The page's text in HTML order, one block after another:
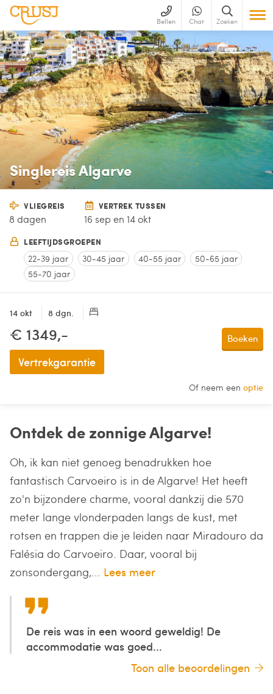
Bellen Chat Zoeken
Singlereis Algarve
VLIEGREIS
8 dagen
VERTREK TUSSEN
16 sep en 14 okt
LEEFTIJDSGROEPEN
22-39 jaar 30-45 jaar 40-55 jaar
50-65 jaar
55-70 jaar
14 okt 8 dgn.
€ 1349,-
Vertrekgarantie
Boeken
Of neem een optie
Ontdek de zonnige Algarve!
Oh, ik kan niet genoeg benadrukken hoe
fantastisch Carvoeiro is in de Algarve! Het heeft
zo'n bijzondere charme, vooral dankzij die 570
meter lange vlonderpaden langs de kust, met
rotsen en trappen die je leiden naar Miradouro da
Falésia do Carvoeiro. Daar, vooral bij
zonsondergang,... Lees meer
De reis was in een woord geweldig! De
accommodatie was goed...
Toon alle beoordelingen